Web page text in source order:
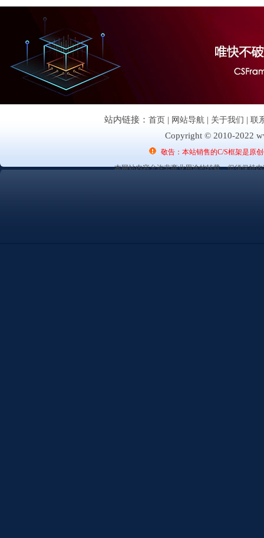
站内链接： 首页 | 网站导航 | 关于我们 | 联
Copyright © 2010-2022
敬告：本站销售的C/S框架是原
本网站内容允许非商业用途的转载，但须保持